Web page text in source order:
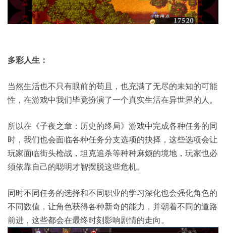
多彩人生：
当然生活也不只有眼前的苟且，也充满了无尽的未知的可能
性，在游戏中我们毕竟扮演了一个真实生活在异世界的人。
所以在《子夜之章：历史的终局》游戏中完成各种任务的同
时，我们也会面临各种任务分支选项的抉择，这些选项会让
玩家面临街头枪战，坦克追杀等种种麻烦的境地，玩家也必
须依靠自己的聪明才智摆脱这些危机。
同时不同任务的选择和不同职业的学习深化也会强化角色的
不同数值，让角色获得各种新奇的能力，并朝着不同的道路
前进，这些都会在最终时刻影响剧情的走向。